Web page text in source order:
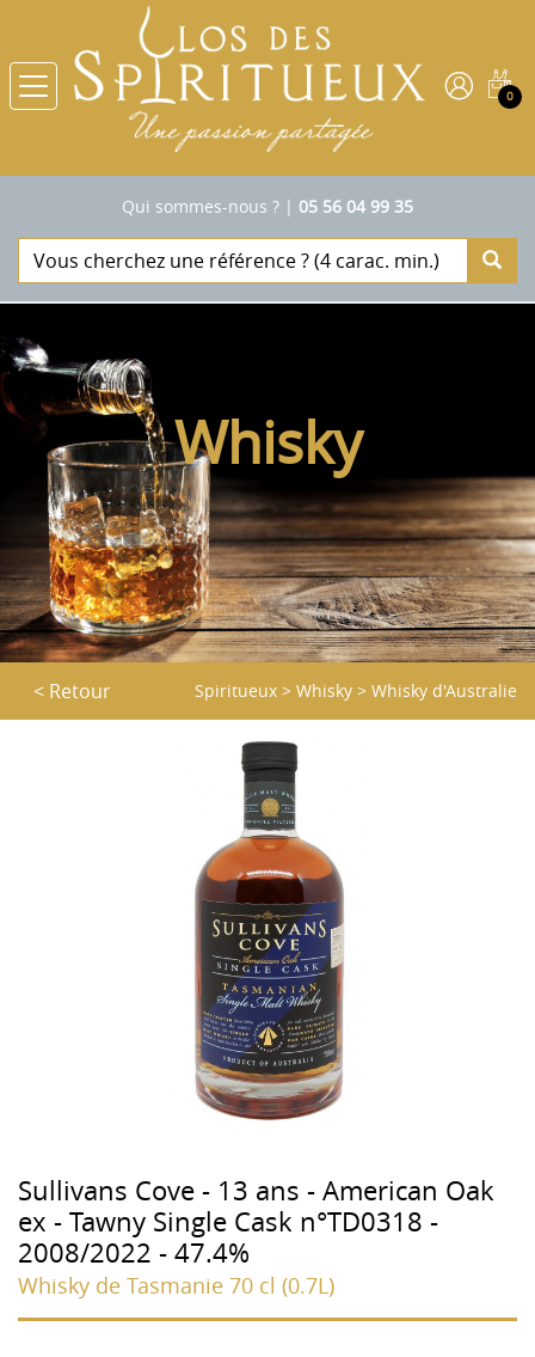
0
Qui sommes-nous ? | 05 56 04 99 35
Whisky
< Retour Spiritueux > Whisky > Whisky d'Australie
Sullivans Cove - 13 ans - American Oak
ex - Tawny Single Cask n°TD0318 -
2008/2022 - 47.4%
Whisky de Tasmanie 70 cl (0.7L)